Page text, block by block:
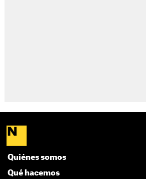
Quiénes somos
Qué hacemos